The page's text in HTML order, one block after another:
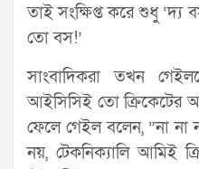
তাই সংক্ষিপ্ত করে শুধু ‘দ্য
তো বস!’
সাংবাদিকরা তখন
আইসিসিই তো ক্রিকেটের
ফেলে গেইল বলেন, ”না
নয়, টেকনিক্যালি আমিই